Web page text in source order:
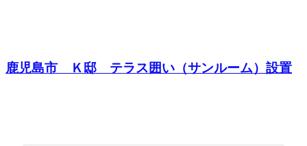
鹿児島市 Ｋ邸 テラス囲い（サンルーム）設置